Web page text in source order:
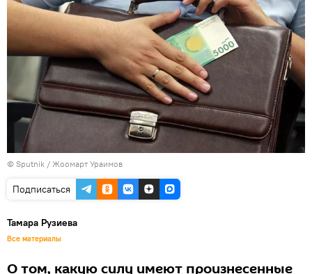
© Sputnik / Жоомарт Ураимов
Подписаться
Тамара Рузиева
Все материалы
О том, какую силу имеют произнесенные